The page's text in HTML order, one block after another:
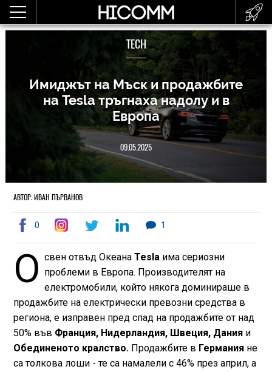
TECH
Имиджът на Мъск и продажбите
на Tesla тръгнаха надолу и в
Европа
09.05.2025
АВТОР: ИВАН ПЪРВАНОВ
0 1
О свен отвъд Океана Tesla има сериозни
проблеми в Европа. Производителят на
електромобили, който някога доминираше в
продажбите на електрически превозни средства в
региона, е изправен пред спад на продажбите от над
50% във Франция, Нидерландия, Швеция, Данияи
Обединеното кралство.Продажбите в Германияне
са толкова лоши - те са намалели с 46% през април, а